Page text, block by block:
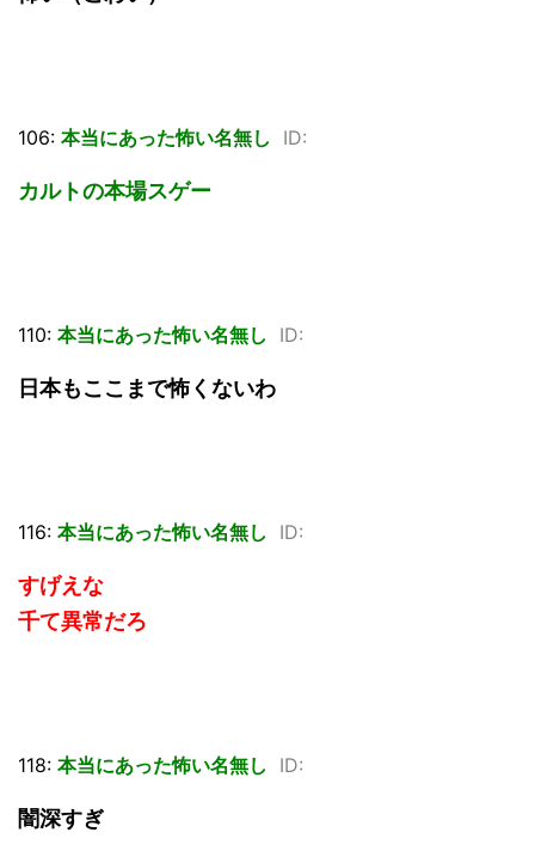
106: 本当にあった怖い名無し ID:
カルトの本場スゲー
110: 本当にあった怖い名無し ID:
日本もここまで怖くないわ
116: 本当にあった怖い名無し ID:
すげえな
千て異常だろ
118: 本当にあった怖い名無し ID:
闇深すぎ